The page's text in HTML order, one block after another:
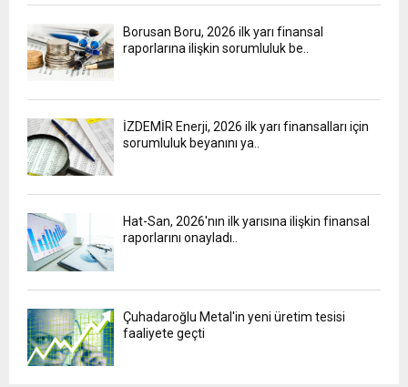
Borusan Boru, 2026 ilk yarı finansal
raporlarına ilişkin sorumluluk be..
İZDEMİR Enerji, 2026 ilk yarı finansalları için
sorumluluk beyanını ya..
Hat-San, 2026'nın ilk yarısına ilişkin finansal
raporlarını onayladı..
Çuhadaroğlu Metal'in yeni üretim tesisi
faaliyete geçti